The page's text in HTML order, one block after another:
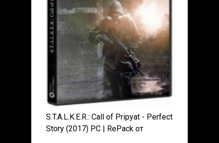
S.T.A.L.K.E.R.: Call of Pripyat - Perfect
Story (2017) PC | RePack от